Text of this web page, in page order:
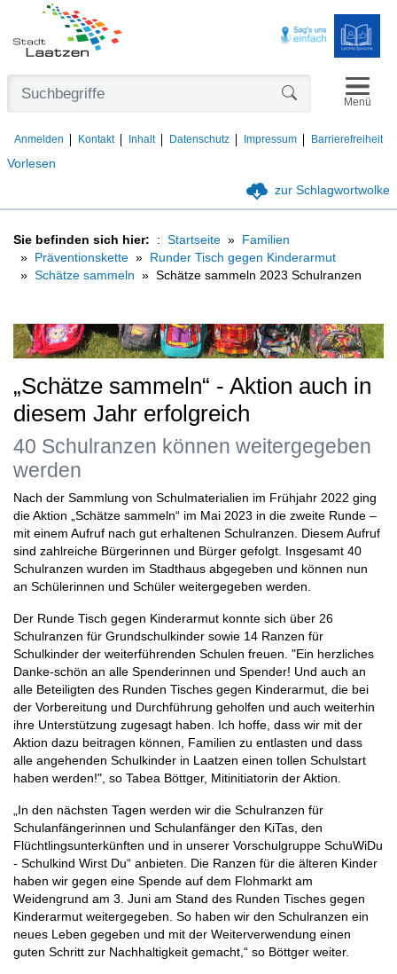
Vorlesen
Anmelden Kontakt Inhalt Datenschutz Impressum Barrierefreiheit
Menü
zur Schlagwortwolke
Sie befinden sich hier: Startseite
Familien
Präventionskette
Runder Tisch gegen Kinderarmut
Schätze sammeln
Schätze sammeln 2023 Schulranzen
„Schätze sammeln“ - Aktion auch in
diesem Jahr erfolgreich
40 Schulranzen können weitergegeben
werden
Nach der Sammlung von Schulmaterialien im Frühjahr 2022 ging
die Aktion „Schätze sammeln“ im Mai 2023 in die zweite Runde –
mit einem Aufruf nach gut erhaltenen Schulranzen. Diesem Aufruf
sind zahlreiche Bürgerinnen und Bürger gefolgt. Insgesamt 40
Schulranzen wurden im Stadthaus abgegeben und können nun
an Schülerinnen und Schüler weitergegeben werden.
Der Runde Tisch gegen Kinderarmut konnte sich über 26
Schulranzen für Grundschulkinder sowie 14 Ranzen für
Schulkinder der weiterführenden Schulen freuen. "Ein herzliches
Danke-schön an alle Spenderinnen und Spender! Und auch an
alle Beteiligten des Runden Tisches gegen Kinderarmut, die bei
der Vorbereitung und Durchführung geholfen und auch weiterhin
ihre Unterstützung zugesagt haben. Ich hoffe, dass wir mit der
Aktion dazu beitragen können, Familien zu entlasten und dass
alle angehenden Schulkinder in Laatzen einen tollen Schulstart
haben werden!", so Tabea Böttger, Mitinitiatorin der Aktion.
„In den nächsten Tagen werden wir die Schulranzen für
Schulanfängerinnen und Schulanfänger den KiTas, den
Flüchtlingsunterkünften und in unserer Vorschulgruppe SchuWiDu
- Schulkind Wirst Du“ anbieten. Die Ranzen für die älteren Kinder
haben wir gegen eine Spende auf dem Flohmarkt am
Weidengrund am 3. Juni am Stand des Runden Tisches gegen
Kinderarmut weitergegeben. So haben wir den Schulranzen ein
neues Leben gegeben und mit der Weiterverwendung einen
guten Schritt zur Nachhaltigkeit gemacht,“ so Böttger weiter.